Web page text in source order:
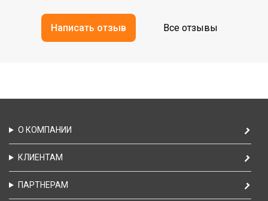
Написать отзыв Все отзывы
О КОМПАНИИ
КЛИЕНТАМ
ПАРТНЕРАМ